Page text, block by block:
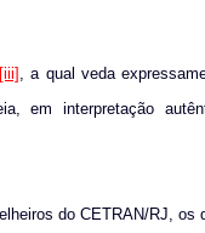
[iii] , a qual veda
em interpretação
do CETRAN/RJ,